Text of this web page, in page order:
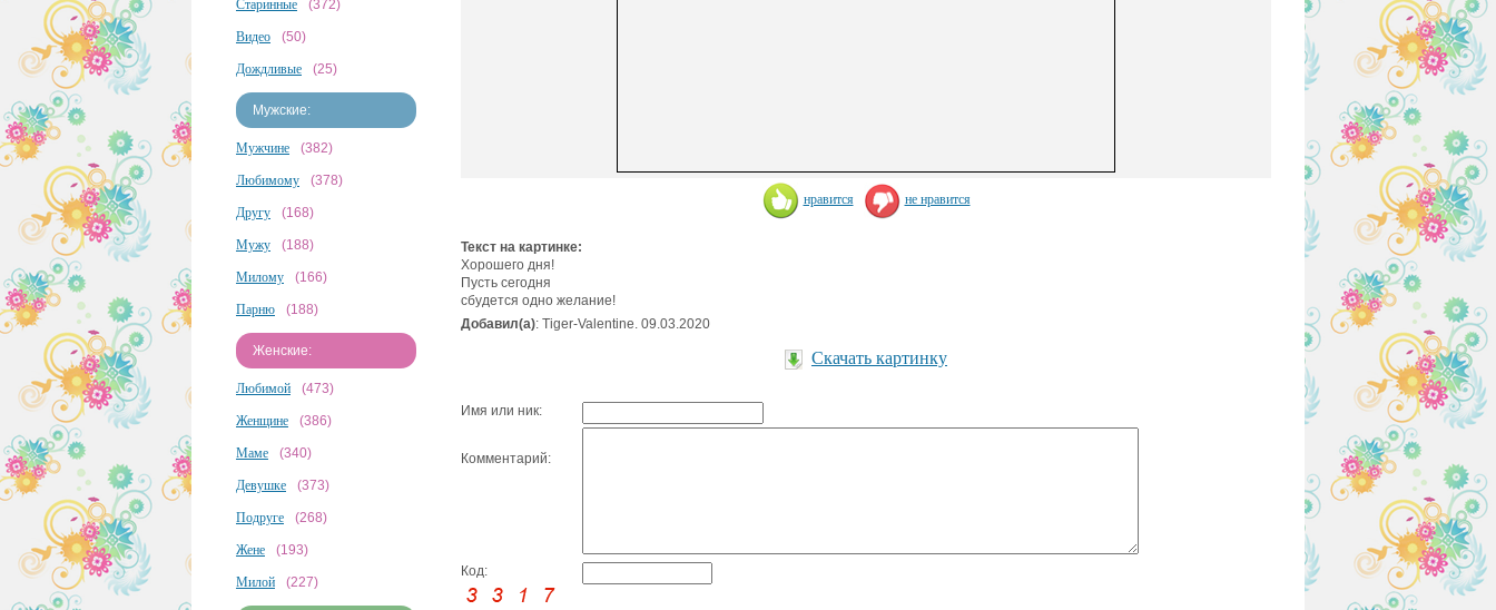
Старинные (372)
Видео (50)
Дождливые (25)
Мужские:
Мужчине (382)
Любимому (378)
Другу (168)
Мужу (188)
Милому (166)
Парню (188)
Женские:
Любимой (473)
Женщине (386)
Маме (340)
Девушке (373)
Подруге (268)
Жене (193)
Милой (227)
нравится не нравится
Текст на картинке:
Хорошего дня!
Пусть сегодня
сбудется одно желание!
Добавил(а): Tiger-Valentine. 09.03.2020
Скачать картинку
Имя или ник:
Комментарий:
Код: